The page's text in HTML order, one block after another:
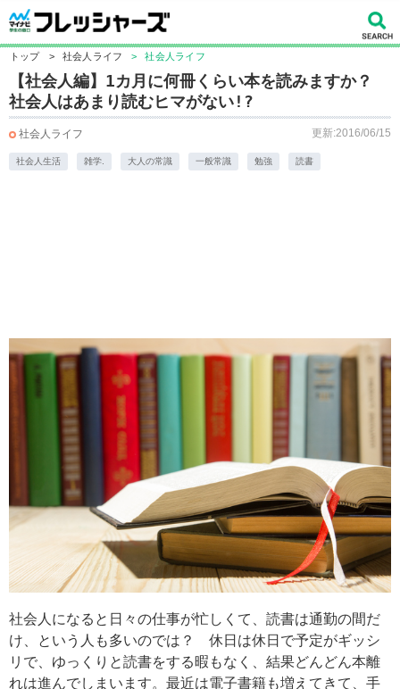
トップ > 社会人ライフ > 社会人ライフ
【社会人編】1カ月に何冊くらい本を読みますか？
社会人はあまり読むヒマがない!?
社会人ライフ 更新:2016/06/15
社会人生活 雑学. 大人の常識 一般常識 勉強 読書
社会人になると日々の仕事が忙しくて、読書は通勤の間だ
け、という人も多いのでは？ 休日は休日で予定がギッシ
リで、ゆっくりと読書をする暇もなく、結果どんどん本離
れは進んでしまいます。最近は電子書籍も増えてきて、手